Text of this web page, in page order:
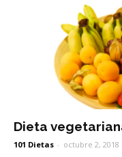
Dieta
101 Dietas - octubre 2, 2018